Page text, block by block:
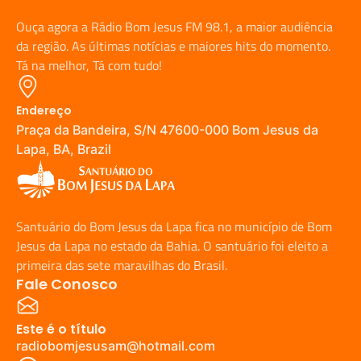
Ouça agora a Rádio Bom Jesus FM 98.1, a maior audiência
da região. As últimas notícias e maiores hits do momento.
Tá na melhor, Tá com tudo!
Endereço
Praça da Bandeira, S/N 47600-000 Bom Jesus da
Lapa, BA, Brazil
Santuário do Bom Jesus da Lapa fica no município de Bom
Jesus da Lapa no estado da Bahia. O santuário foi eleito a
primeira das sete maravilhas do Brasil.
Fale Conosco
Este é o título
radiobomjesusam@hotmail.com